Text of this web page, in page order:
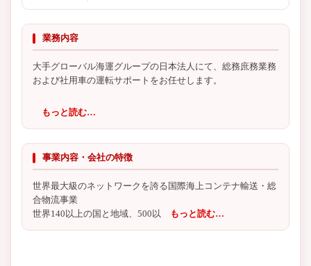
業務内容
大手グローバル海運グループの日本法人にて、総務庶務業務
および社用車の運転サポートをお任せします。
もっと読む…
事業内容・会社の特徴
世界最大級のネットワークを誇る国際海上コンテナ輸送・総
合物流事業
世界140以上の国と地域、500以 もっと読む…